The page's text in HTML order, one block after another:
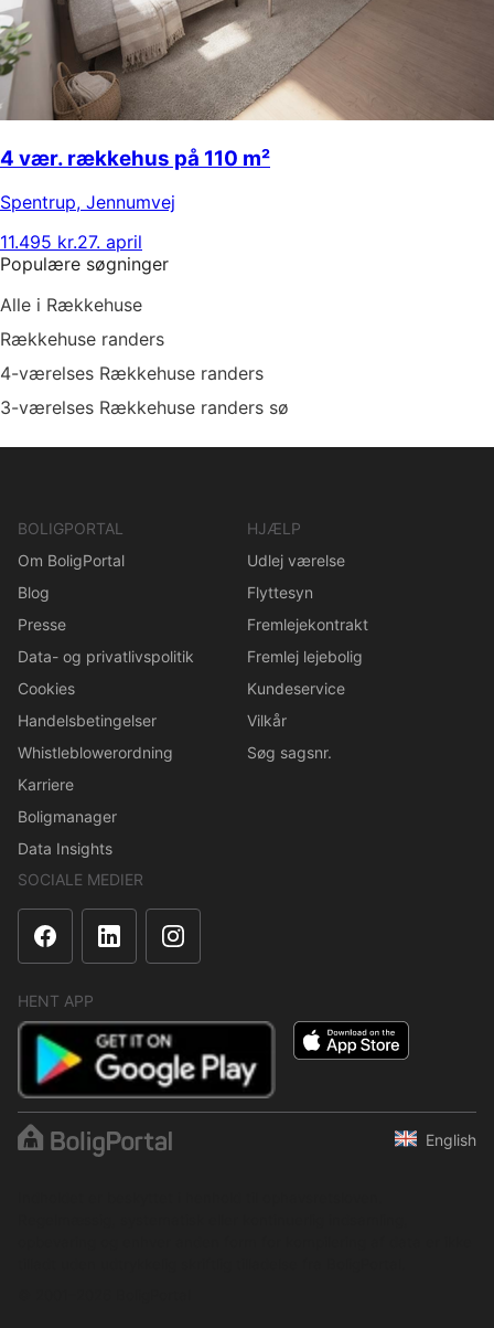
4 vær. rækkehus på 110 m²
Spentrup, Jennumvej
11.495 kr.27. april
Populære søgninger
Alle i Rækkehuse
Rækkehuse randers
4-værelses Rækkehuse randers
3-værelses Rækkehuse randers sø
BOLIGPORTAL
Om BoligPortal
Blog
Presse
Data- og privatlivspolitik
Cookies
Handelsbetingelser
Whistleblowerordning
Karriere
Boligmanager
Data Insights
HJÆLP
Udlej værelse
Flyttesyn
Fremlejekontrakt
Fremlej lejebolig
Kundeservice
Vilkår
Søg sagsnr.
SOCIALE MEDIER
HENT APP
English